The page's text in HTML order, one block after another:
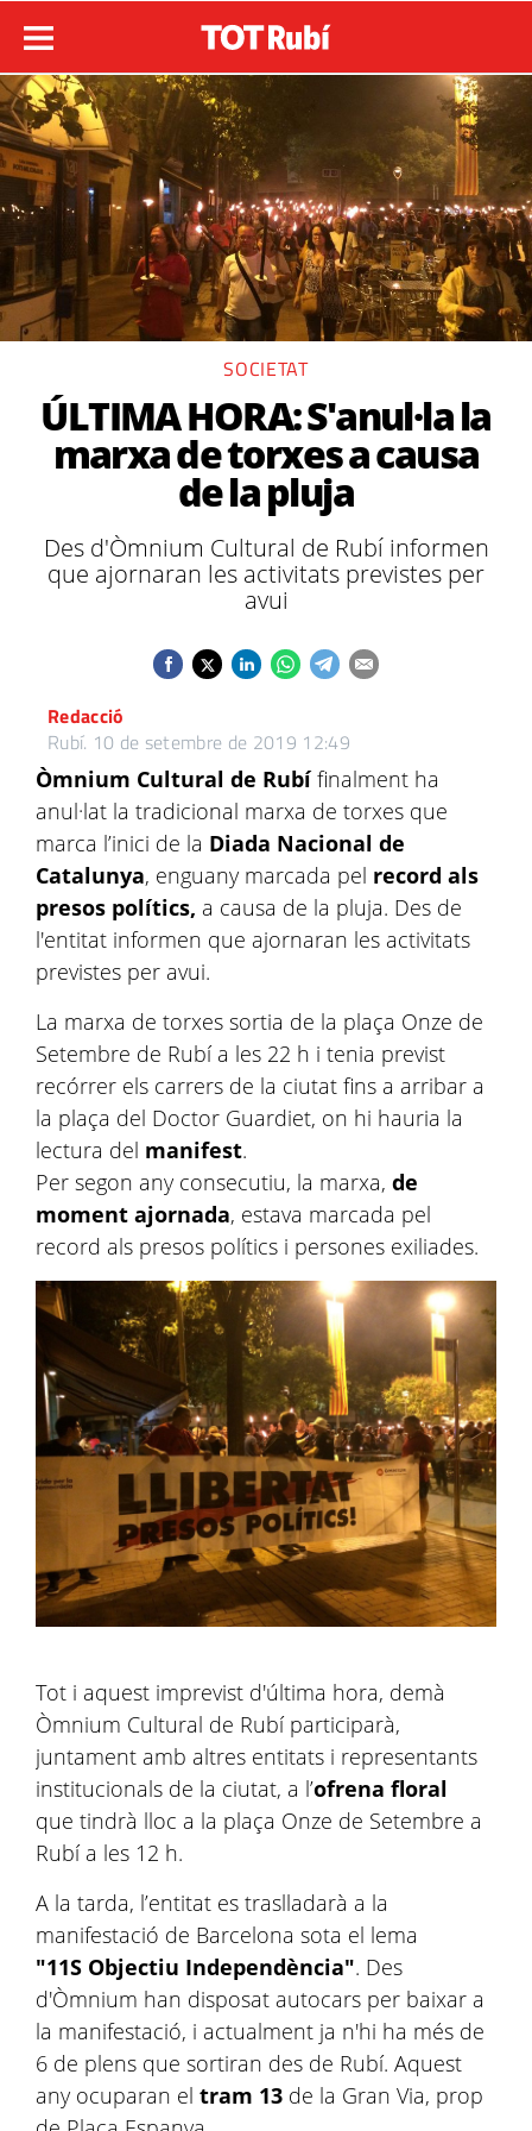
SOCIETAT
ÚLTIMA HORA: S'anul·la la
marxa de torxes a causa
de la pluja
Des d'Òmnium Cultural de Rubí informen
que ajornaran les activitats previstes per
avui
Redacció
Rubí. 10 de setembre de 2019 12:49
Òmnium Cultural de Rubífinalment ha
anul·lat la tradicional marxa de torxes que
marca l’inici de la Diada Nacional de
Catalunya, enguany marcada pel record als
presos polítics, a causa de la pluja. Des de
l'entitat informen que ajornaran les activitats
previstes per avui.
La marxa de torxes sortia de la plaça Onze de
Setembre de Rubí a les 22 h i tenia previst
recórrer els carrers de la ciutat fins a arribar a
la plaça del Doctor Guardiet, on hi hauria la
lectura del manifest.
Per segon any consecutiu, la marxa, de
moment ajornada, estava marcada pel
record als presos polítics i persones exiliades.
Tot i aquest imprevist d'última hora, demà
Òmnium Cultural de Rubí participarà,
juntament amb altres entitats i representants
institucionals de la ciutat, a l’ofrena floral
que tindrà lloc a la plaça Onze de Setembre a
Rubí a les 12 h.
A la tarda, l’entitat es traslladarà a la
manifestació de Barcelona sota el lema
"11S Objectiu Independència". Des
d'Òmnium han disposat autocars per baixar a
la manifestació, i actualment ja n'hi ha més de
6 de plens que sortiran des de Rubí. Aquest
any ocuparan el tram 13 de la Gran Via, prop